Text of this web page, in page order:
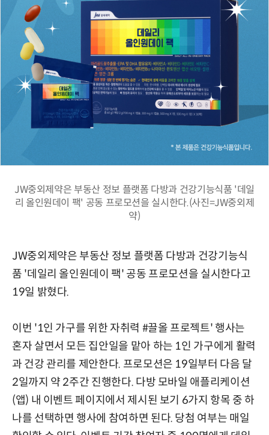
JW중외제약은 부동산 정보 플랫폼 다방과 건강기능식품 '데일
리 올인원데이 팩' 공동 프로모션을 실시한다.(사진=JW중외제
약)
JW중외제약은 부동산 정보 플랫폼 다방과 건강기능식
품 '데일리 올인원데이 팩' 공동 프로모션을 실시한다고
19일 밝혔다.
이번 '1인 가구를 위한 자취력 #끌올 프로젝트' 행사는
혼자 살면서 모든 집안일을 맡아 하는 1인 가구에게 활력
과 건강 관리를 제안한다. 프로모션은 19일부터 다음 달
2일까지 약 2주간 진행한다. 다방 모바일 애플리케이션
(앱) 내 이벤트 페이지에서 제시된 보기 6가지 항목 중 하
나를 선택하면 행사에 참여하면 된다. 당첨 여부는 매일